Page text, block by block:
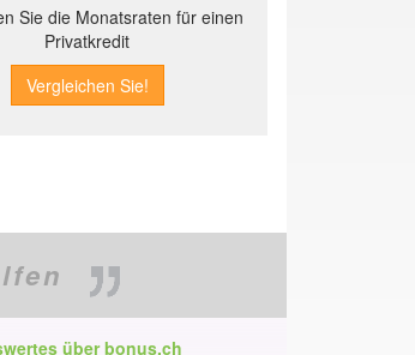
Sie die Monatsraten für einen
Privatkredit
über bonus.ch